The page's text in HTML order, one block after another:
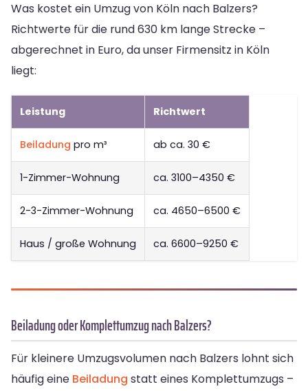
Was kostet ein Umzug von Köln nach Balzers?
Richtwerte für die rund 630 km lange Strecke –
abgerechnet in Euro, da unser Firmensitz in Köln
liegt:
Leistung Richtwert
Beiladung pro m³ ab ca. 30 €
1-Zimmer-Wohnung ca. 3100–4350 €
2-3-Zimmer-Wohnung ca. 4650–6500 €
Haus / große Wohnung ca. 6600–9250 €
Beiladung oder Komplettumzug nach Balzers?
Für kleinere Umzugsvolumen nach Balzers lohnt sich
häufig eine Beiladung statt eines Komplettumzugs –